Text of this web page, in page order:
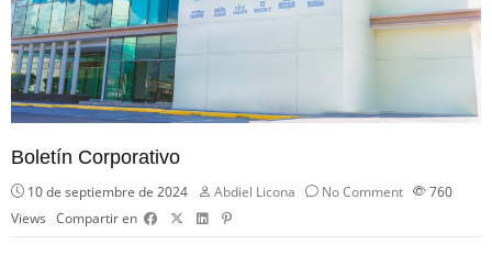
Boletín Corporativo
10 de septiembre de 2024 Abdiel Licona No Comment
760
Views Compartir en